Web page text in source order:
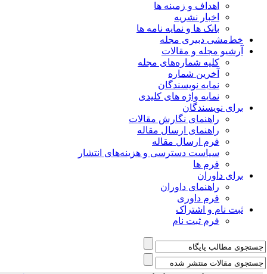
اهداف و زمینه ها
اخبار نشریه
بانک ها و نمایه نامه ها
خط‌مشی دبیری مجله
آرشیو مجله و مقالات
کلیه شماره‌های مجله
آخرین شماره
نمایه نویسندگان
نمایه واژه های کلیدی
برای نویسندگان
راهنمای نگارش مقالات
راهنمای ارسال مقاله
فرم ارسال مقاله
سیاست دسترسی و هزینه‌های انتشار
فرم ها
برای داوران
راهنمای داوران
فرم داوری
ثبت نام و اشتراک
فرم ثبت نام